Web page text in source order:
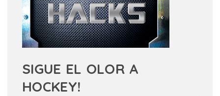
SIGUE EL OLOR A
HOCKEY!